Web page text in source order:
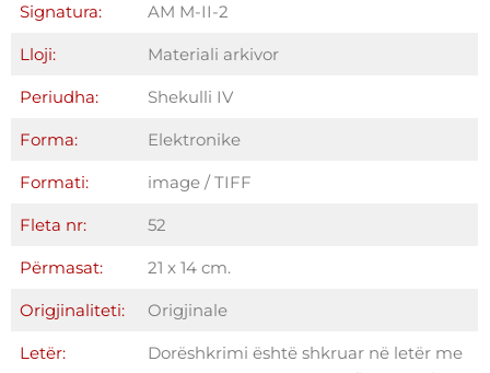
Signatura: AM M-II-2
Lloji: Materiali arkivor
Periudha: Shekulli IV
Forma: Elektronike
Formati: image / TIFF
Fleta nr: 52
Përmasat: 21 x 14 cm.
Origjinaliteti: Origjinale
Letër:
Dorëshkrimi është shkruar në letër me